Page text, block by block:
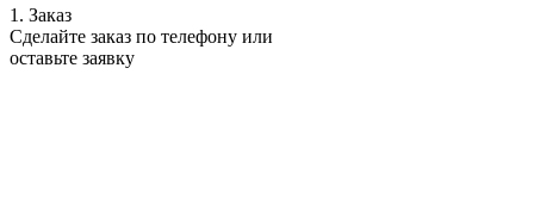
1. Заказ
Сделайте заказ по телефону или
оставьте заявку